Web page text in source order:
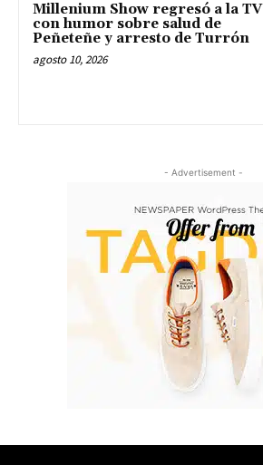
Millenium Show regresó a la TV
con humor sobre salud de
Peñeteñe y arresto de Turrón
agosto 10, 2026
- Advertisement -